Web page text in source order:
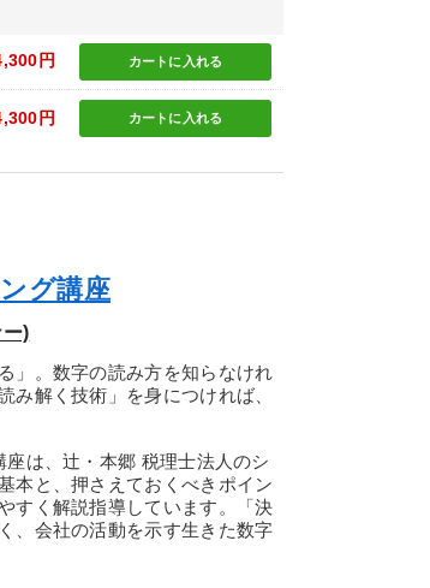
円 カートに 入れる
円 カートに 入れる
グ講座
)
」。数字の読み方を知らなけれ
み解く技術」を身につければ、
は、辻・本郷 税理士法人のシ
本と、押さえておくべきポイン
すく解説指導しています。「決
、会社の活動を示す生きた数字